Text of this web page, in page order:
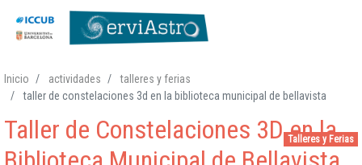
al
principal
Inicio actividades
talleres y ferias
taller de constelaciones 3d en la biblioteca municipal de bellavista
Talleres y Ferias
Taller de Constelaciones 3D en la